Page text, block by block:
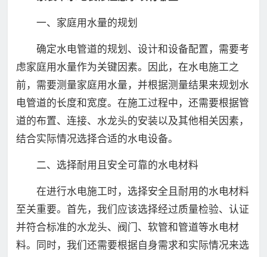
一、家庭用水量的规划
确定水电管道的规划、设计和设备配置，需要考
虑家庭用水量作为关键因素。因此，在水电施工之
前，需要测量家庭用水量，并根据测量结果来规划水
电管道的长度和宽度。在施工过程中，还需要根据管
道的布置、连接、水龙头的安装以及其他相关因素，
结合实际情况选择合适的水电设备。
二、选择耐用且安全可靠的水电材料
在进行水电施工时，选择安全且耐用的水电材料
至关重要。首先，我们应该选择经过质量检验、认证
并符合标准的水龙头、阀门、软管和管道等水电材
料。同时，我们还需要根据自身需求和实际情况来选